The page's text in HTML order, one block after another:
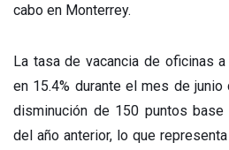
cabo en Monterrey.
La tasa de vacancia de oficinas
en 15.4% durante el mes de
disminución de 150 puntos
del año anterior, lo que